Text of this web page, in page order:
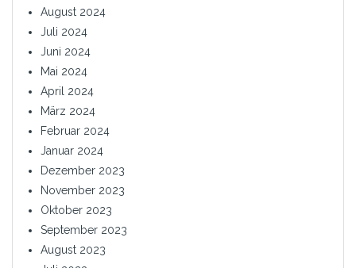
August 2024
Juli 2024
Juni 2024
Mai 2024
April 2024
März 2024
Februar 2024
Januar 2024
Dezember 2023
November 2023
Oktober 2023
September 2023
August 2023